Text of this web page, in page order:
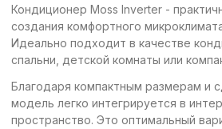
Кондиционер Moss Inverter -
создания комфортного
Идеально подходит в качестве
спальни, детской комнаты или
Благодаря компактным размерам и
модель легко интегрируется в
пространство. Это оптимальный